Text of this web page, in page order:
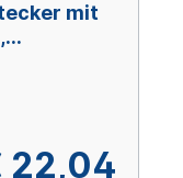
mit
22,04